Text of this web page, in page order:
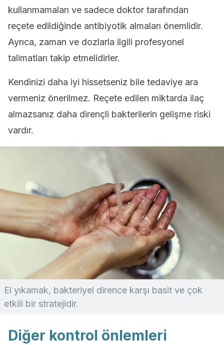
kullanmamaları ve sadece doktor tarafından
reçete edildiğinde antibiyotik almaları önemlidir.
Ayrıca, zaman ve dozlarla ilgili profesyonel
talimatları takip etmelidirler.
Kendinizi daha iyi hissetseniz bile tedaviye ara
vermeniz önerilmez. Reçete edilen miktarda ilaç
almazsanız daha dirençli bakterilerin gelişme riski
vardır.
El yıkamak, bakteriyel dirence karşı basit ve çok
etkili bir stratejidir.
Diğer kontrol önlemleri